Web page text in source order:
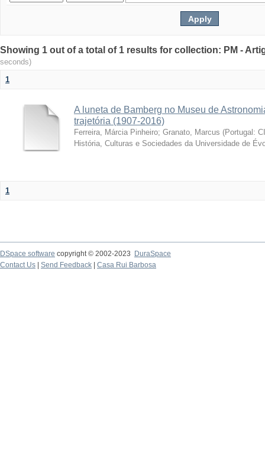
Showing 1 out of a total of 1 results for collection: PM -
seconds)
1
A luneta de Bamberg no Museu de
trajetória (1907-2016)
Ferreira, Márcia Pinheiro; Granato, Marcus (Portugal:
História, Culturas e Sociedades da Universidade de
1
DSpace software copyright © 2002-2023
DuraSpace
Contact Us
Send Feedback Casa Rui Barbosa